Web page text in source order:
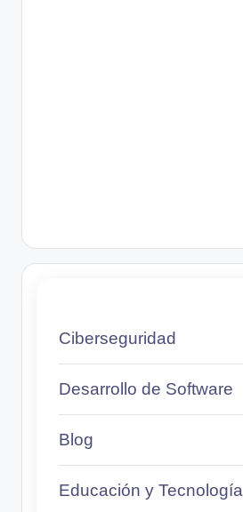
Ciberseguridad
Desarrollo de Software
Blog
Educación y Tecnología